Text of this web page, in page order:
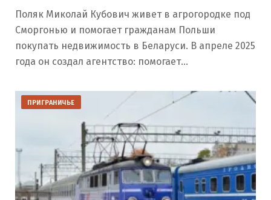
Поляк Миколай Кубович живет в агрогородке под
Сморгонью и помогает гражданам Польши
покупать недвижимость в Беларуси. В апреле 2025
года он создал агентство: помогает…
ПРИГРАНИЧЬЕ